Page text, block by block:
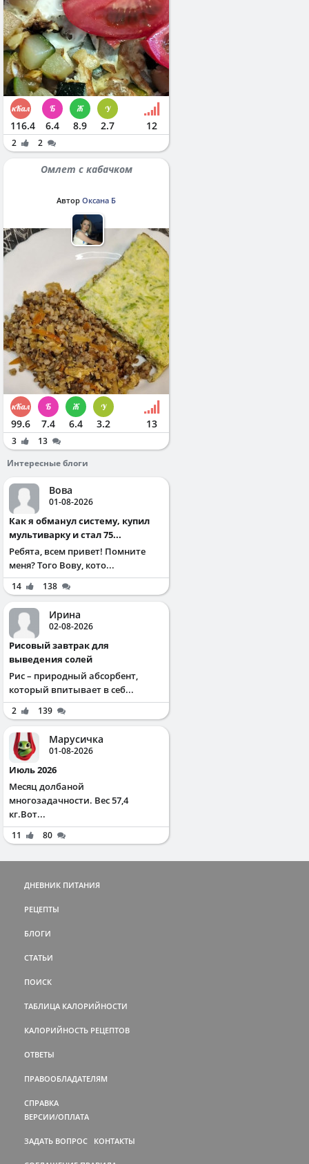
116.4 6.4 8.9 2.7 12
2 2
Омлет с кабачком
Автор Оксана Б
99.6 7.4 6.4 3.2 13
3
13
Интересные блоги
Вова
01-08-2026
Как я обманул систему, купил
мультиварку и стал 75...
Ребята, всем привет! Помните
меня? Того Вову, кото...
14 138
Ирина
02-08-2026
Рисовый завтрак для
выведения солей
Рис – природный абсорбент,
который впитывает в себ...
2 139
Марусичка
01-08-2026
Июль 2026
Месяц долбаной
многозадачности. Вес 57,4
кг.Вот...
11 80
ДНЕВНИК ПИТАНИЯ
РЕЦЕПТЫ
БЛОГИ
СТАТЬИ
ПОИСК
ТАБЛИЦА КАЛОРИЙНОСТИ
КАЛОРИЙНОСТЬ РЕЦЕПТОВ
ОТВЕТЫ
ПРАВООБЛАДАТЕЛЯМ
СПРАВКА
ВЕРСИИ/ОПЛАТА
ЗАДАТЬ ВОПРОС КОНТАКТЫ